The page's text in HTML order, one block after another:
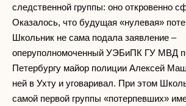
следственной группы: оно откровенно
Оказалось, что будущая «нулевая»
Школьник не сама подала заявление –
оперуполномоченный УЭБиПК ГУ МВД
Петербургу майор полиции Алексей
ней в Ухту и уговаривал. При этом
самой первой группы «потерпевших»